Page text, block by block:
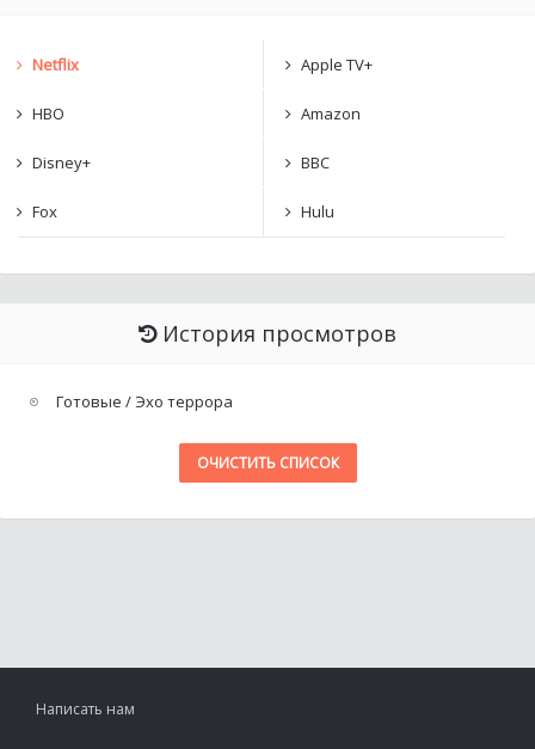
Netflix Apple TV+
HBO Amazon
Disney+ BBC
Fox Hulu
История просмотров
Готовые / Эхо террора
ОЧИСТИТЬ СПИСОК
Написать нам